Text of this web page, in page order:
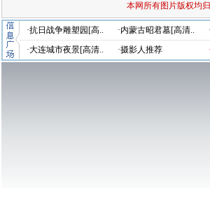
本网所有图片版权均
·抗日战争雕塑园[高.. ·内蒙古昭君墓[高清..
·大连城市夜景[高清..
·摄影人推荐